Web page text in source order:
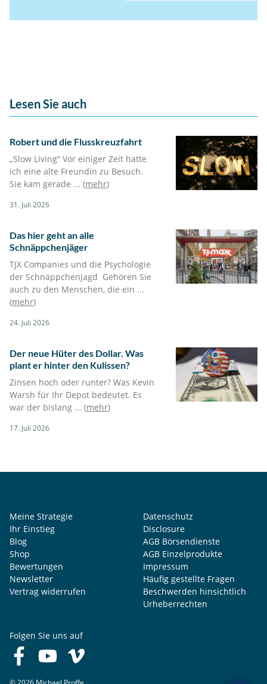
Lesen Sie auch
Robert und die Flusskreuzfahrt
„Slow Living“ Vor einiger Zeit hatte
ich eine alte Freundin zu Besuch.
Sie kam gerade ... (mehr)
31. Juli 2026
Das hier geht an alle
Schnäppchenjäger
TJX Companies und die Psychologie
der Schnäppchenjagd Gehören Sie
auch zu den Menschen, die ein ...
(mehr)
24. Juli 2026
Der neue Hüter des Dollar. Was
plant er hinter den Kulissen?
Zinsen hoch oder runter? Was Kevin
Warsh für Ihr Depot bedeutet. Es
war der bislang ... (mehr)
17. Juli 2026
Meine Strategie
Ihr Einstieg
Blog
Shop
Bewertungen
Newsletter
Vertrag widerrufen
Datenschutz
Disclosure
AGB Börsendienste
AGB Einzelprodukte
Impressum
Häufig gestellte Fragen
Beschwerden hinsichtlich
Urheberrechten
Folgen Sie uns auf